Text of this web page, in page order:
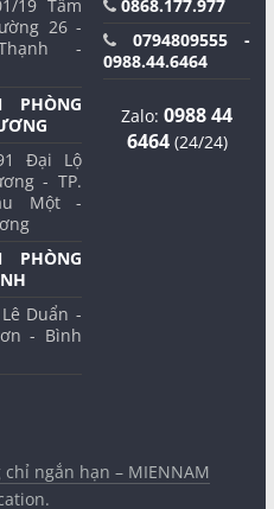
19 Tầm
26 -
-
PHÒNG
Đại Lộ
- TP.
Một -
PHÒNG
Duẩn -
- Bình
0868.177.977
0794809555 -
0988.44.6464
Zalo:0988 44
6464(24/24)
chỉ ngắn hạn – MIENNAM
.